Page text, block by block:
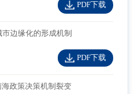
PDF下载
边缘化的形成机制
PDF下载
政策决策机制裂变